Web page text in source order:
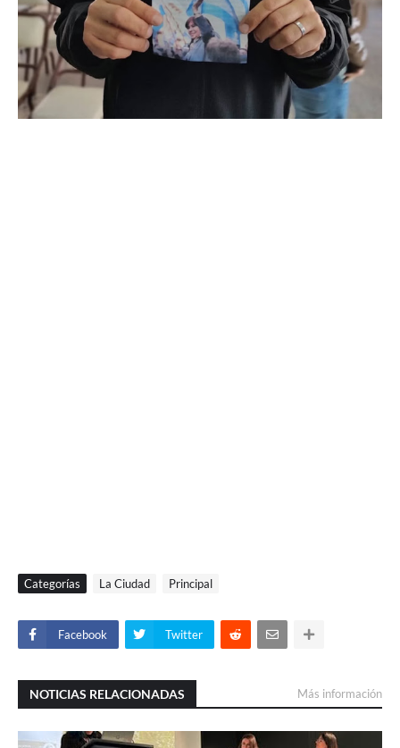
Categorías La Ciudad Principal
Facebook Twitter
NOTICIAS RELACIONADAS Más información